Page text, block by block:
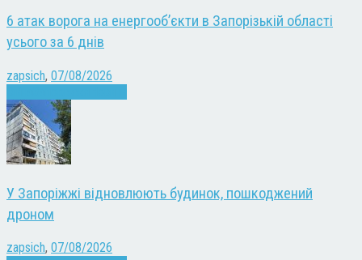
6 атак ворога на енергооб’єкти в Запорізькій області
усього за 6 днів
zapsich, 07/08/2026
У Запоріжжі відновлюють будинок, пошкоджений
дроном
zapsich, 07/08/2026